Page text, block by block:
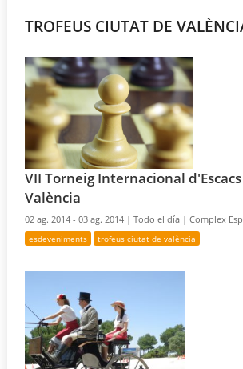
TROFEUS CIUTAT DE
VII Torneig Internacional
València
02 ag. 2014 - 03 ag. 2014 |Todo el día |Complex
esdeveniments trofeus ciutat de valència